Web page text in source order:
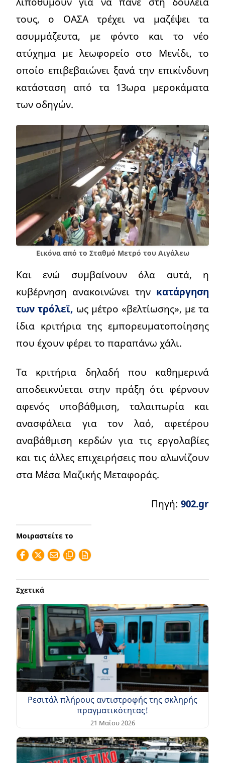
τους, ο ΟΑΣΑ τρέχει να μαζέψει τα
ασυμμάζευτα, με φόντο και το νέο
ατύχημα με λεωφορείο στο Μενίδι, το
οποίο επιβεβαιώνει ξανά την επικίνδυνη
κατάσταση από τα 13ωρα μεροκάματα
των οδηγών.
Εικόνα από το Σταθμό Μετρό του Αιγάλεω
Και ενώ συμβαίνουν όλα αυτά, η
κυβέρνηση ανακοινώνει την κατάργηση
των τρόλεϊ, ως μέτρο «βελτίωσης», με τα
ίδια κριτήρια της εμπορευματοποίησης
που έχουν φέρει το παραπάνω χάλι.
Τα κριτήρια δηλαδή που καθημερινά
αποδεικνύεται στην πράξη ότι φέρνουν
αφενός υποβάθμιση, ταλαιπωρία και
ανασφάλεια για τον λαό, αφετέρου
αναβάθμιση κερδών για τις εργολαβίες
και τις άλλες επιχειρήσεις που αλωνίζουν
στα Μέσα Μαζικής Μεταφοράς.
Πηγή: 902.gr
Μοιραστείτε το
Σχετικά
Ρεσιτάλ πλήρους αντιστροφής της σκληρής
πραγματικότητας!
21 Μαΐου 2026